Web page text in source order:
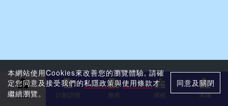
主頁 計劃詳情 搜房 擇校 求職
本網站使用Cookies來改善您的瀏覽體驗, 請確
定您同意及接受我們的私隱政策與使用條款才
繼續瀏覽。
同意及關閉